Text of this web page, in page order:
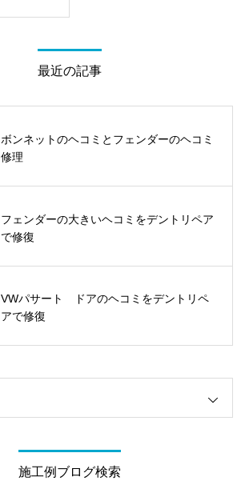
最近の記事
ボンネットのヘコミとフェンダーのヘコミ
修理
フェンダーの大きいヘコミをデントリペア
で修復
VWパサート ドアのヘコミをデントリペ
アで修復
施工例ブログ検索